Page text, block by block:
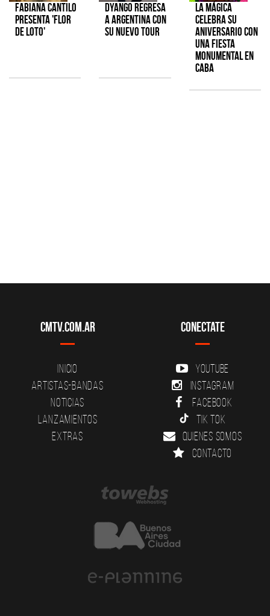
Fabiana Cantilo
presenta 'Flor
de Loto'
Dyango regresa
a Argentina con
su nuevo tour
La Mágica
celebra su
aniversario con
una fiesta
monumental en
CABA
CMTV.com.ar
Inicio
Artistas-Bandas
Noticias
Lanzamientos
Extras
Conectate
YouTube
Instagram
Facebook
Tik Tok
Quienes somos
Contacto